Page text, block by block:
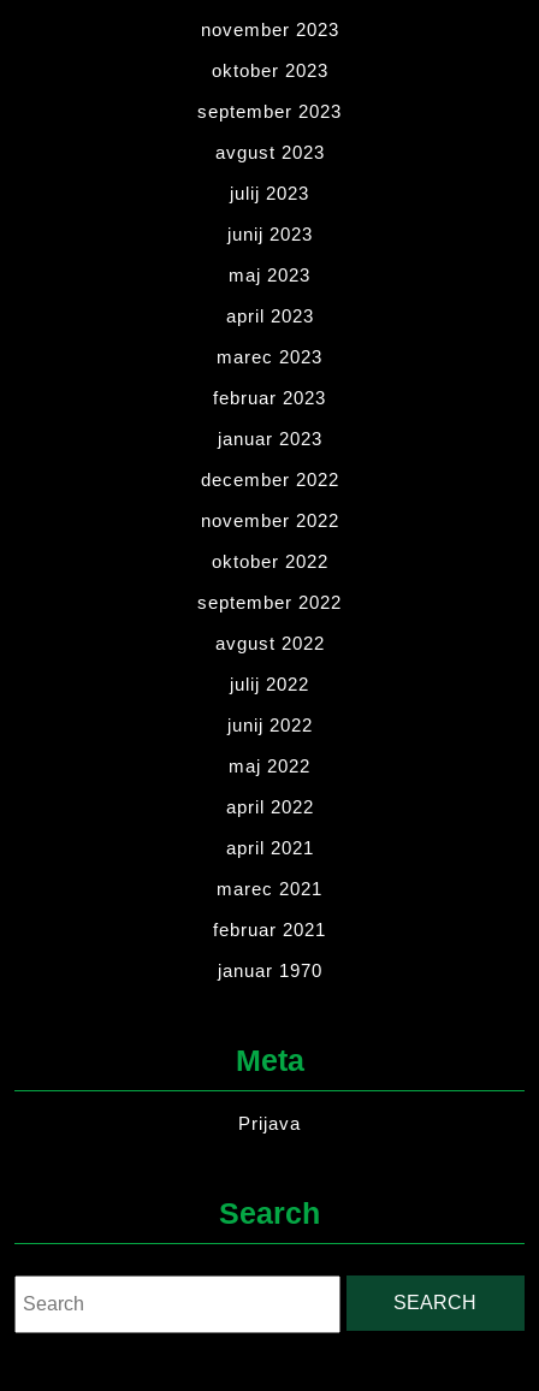
november 2023
oktober 2023
september 2023
avgust 2023
julij 2023
junij 2023
maj 2023
april 2023
marec 2023
februar 2023
januar 2023
december 2022
november 2022
oktober 2022
september 2022
avgust 2022
julij 2022
junij 2022
maj 2022
april 2022
april 2021
marec 2021
februar 2021
januar 1970
Meta
Prijava
Search
for: